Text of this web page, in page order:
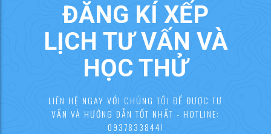
ĐĂNG KÍ XẾP
LỊCH TƯ VẤN VÀ
HỌC THỬ
LIÊN HỆ NGAY VỚI CHÚNG TÔI ĐỂ ĐƯỢC TƯ
VẤN VÀ HƯỚNG DẪN TỐT NHẤT - HOTLINE:
0937833844!